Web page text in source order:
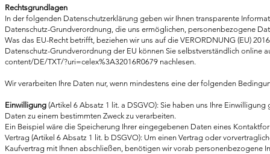
Rechtsgrundlagen
In der folgenden Datenschutzerklärung geben wir Ihnen transparente
Datenschutz-Grundverordnung, die uns ermöglichen, personenbezogene
Was das EU-Recht betrifft, beziehen wir uns auf die VERORDNUNG (EU)
Datenschutz-Grundverordnung der EU können Sie selbstverständlich online
content/DE/TXT/?uri=celex%3A32016R0679 nachlesen.
Wir verarbeiten Ihre Daten nur, wenn mindestens eine der folgenden
Einwilligung (Artikel 6 Absatz 1 lit. a DSGVO): Sie haben uns Ihre Einwilligung
Daten zu einem bestimmten Zweck zu verarbeiten.
Ein Beispiel wäre die Speicherung Ihrer eingegebenen Daten eines
Vertrag (Artikel 6 Absatz 1 lit. b DSGVO): Um einen Vertrag oder
Kaufvertrag mit Ihnen abschließen, benötigen wir vorab personenbezogene